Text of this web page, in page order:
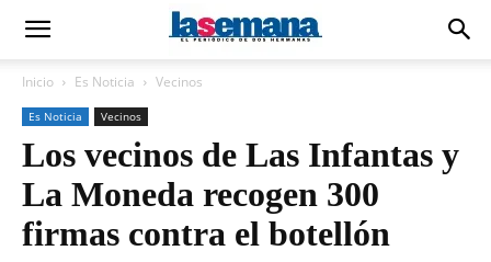
Inicio Es Noticia Vecinos
Es Noticia Vecinos
Los vecinos de Las Infantas y
La Moneda recogen 300
firmas contra el botellón